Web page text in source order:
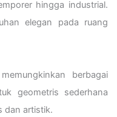
hingga industrial.
elegan pada ruang
berbagai
geometris sederhana
dan artistik.